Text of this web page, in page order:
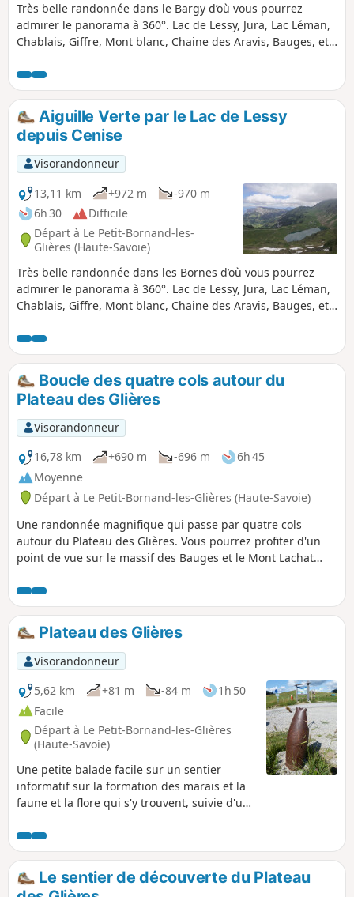
Très belle randonnée dans le Bargy d’où vous pourrez
admirer le panorama à 360°. Lac de Lessy, Jura, Lac Léman,
Chablais, Giffre, Mont blanc, Chaine des Aravis, Bauges, etc.
passage aérien au Col du Rasoir, est réservée à des
randonneurs expérimentés et non sujets au vertige.
Aiguille Verte par le Lac de Lessy
depuis Cenise
Visorandonneur
13,11 km
+972 m
-970 m
6h 30
Difficile
Départ à Le Petit-Bornand-les-
Glières (Haute-Savoie)
Très belle randonnée dans les Bornes d’où vous pourrez
admirer le panorama à 360°. Lac de Lessy, Jura, Lac Léman,
Chablais, Giffre, Mont blanc, Chaine des Aravis, Bauges, etc.
entre le (6) et le (8) et l'accès à la Pointe de Domingit.
Boucle des quatre cols autour du
Plateau des Glières
Visorandonneur
16,78 km
+690 m -696 m
6h 45
Moyenne
Départ à Le Petit-Bornand-les-Glières (Haute-Savoie)
Une randonnée magnifique qui passe par quatre cols
autour du Plateau des Glières. Vous pourrez profiter d'un
point de vue sur le massif des Bauges et le Mont Lachat
des Frêtes. En fin de randonnée, vous dominerez le Plateau
des Glières. Des paysages très variés.
Plateau des Glières
Visorandonneur
5,62 km
+81 m -84 m
1h 50
Facile
Départ à Le Petit-Bornand-les-Glières
(Haute-Savoie)
Une petite balade facile sur un sentier
informatif sur la formation des marais et la
faune et la flore qui s'y trouvent, suivie d'une
résistants qui se sont battus sur le Plateau
des Glieurs à la fin de la Seconde Guerre
mondiale. Le chemin du retour suit une
partie du sentier historique et passe par
Le sentier de découverte du Plateau